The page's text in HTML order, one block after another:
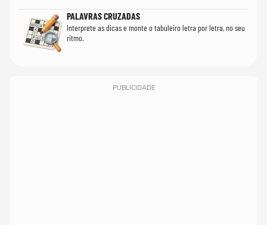
PALAVRAS CRUZADAS
Interprete as dicas e monte o tabuleiro letra por letra, no seu
ritmo.
PUBLICIDADE